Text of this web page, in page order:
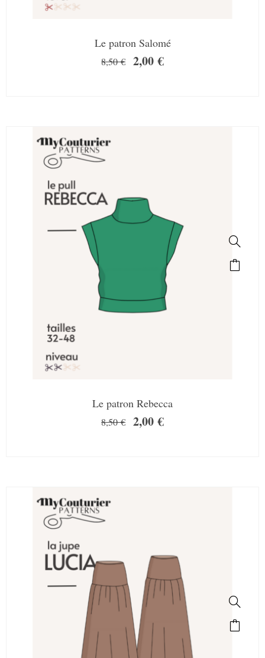
Le patron Salomé
8,50€ 2,00€
Le patron Rebecca
8,50€ 2,00€